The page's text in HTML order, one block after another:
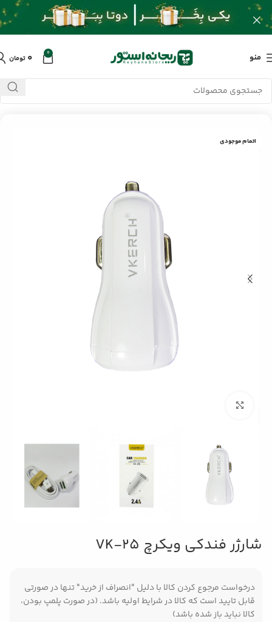
منو 0 ۰ تومان
خانه/محصولات/جانبی خودرو/شارژر فندکی ویکرچ VK-25
اتمام موجودی
شارژر فندکی ویکرچ VK-25
درخواست مرجوع کردن کالا با دلیل "انصراف از خرید" تنها در صورتی
قابل تایید است که کالا در شرایط اولیه باشد. (در صورت پلمپ بودن،
کالا نباید باز شده باشد)